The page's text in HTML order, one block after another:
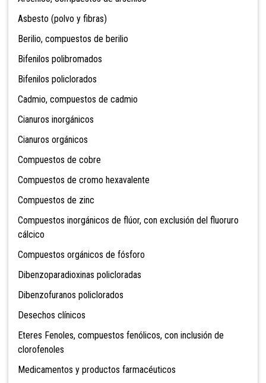
Asbesto (polvo y fibras)
Berilio, compuestos de berilio
Bifenilos polibromados
Bifenilos policlorados
Cadmio, compuestos de cadmio
Cianuros inorgánicos
Cianuros orgánicos
Compuestos de cobre
Compuestos de cromo hexavalente
Compuestos de zinc
Compuestos inorgánicos de flúor, con exclusión del fluoruro
cálcico
Compuestos orgánicos de fósforo
Dibenzoparadioxinas policloradas
Dibenzofuranos policlorados
Desechos clínicos
Eteres Fenoles, compuestos fenólicos, con inclusión de
clorofenoles
Medicamentos y productos farmacéuticos